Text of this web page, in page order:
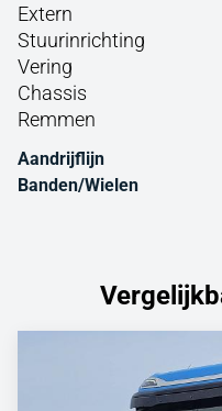
Extern
Stuurinrichting
Vering
Chassis
Remmen
Aandrijflijn
Banden/Wielen